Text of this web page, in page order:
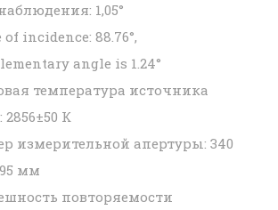
1,05°
incidence: 88.76°,
angle is 1.24°
температура источника
2856±50 К
измерительной апертуры: 340
мм
повторяемости